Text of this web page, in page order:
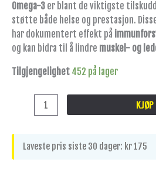
Omega-3 er blant de viktigste
støtte både helse og prestasjon.
har dokumentert effekt på
og kan bidra til å lindre muskel- og
Tilgjengelighet 452 på lager
KJØP
Laveste pris siste 30 dager: kr175